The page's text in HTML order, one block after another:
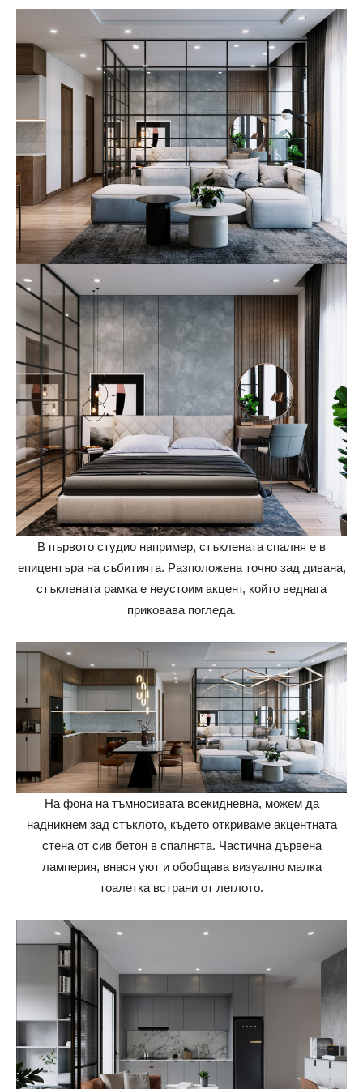
В първото студио например, стъклената спалня е в
епицентъра на събитията. Разположена точно зад дивана,
стъклената рамка е неустоим акцент, който веднага
приковава погледа.
На фона на тъмносивата всекидневна, можем да
надникнем зад стъклото, където откриваме акцентната
стена от сив бетон в спалнята. Частична дървена
ламперия, внася уют и обобщава визуално малка
тоалетка встрани от леглото.